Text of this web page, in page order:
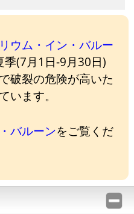
ウム・イン・バルー
季(7月1日-9月30日)
破裂の危険が高いた
います。
バルーンをご覧くだ